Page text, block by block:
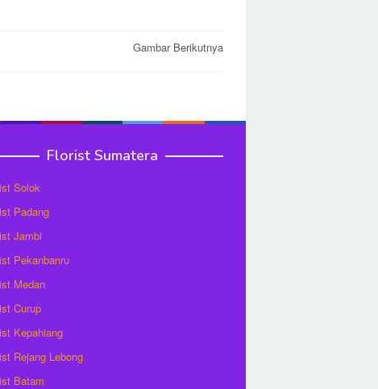
Gambar Berikutnya
Florist Sumatera
Solok
Padang
Jambi
Pekanbanru
Medan
Curup
Kepahiang
Rejang Lebong
Batam